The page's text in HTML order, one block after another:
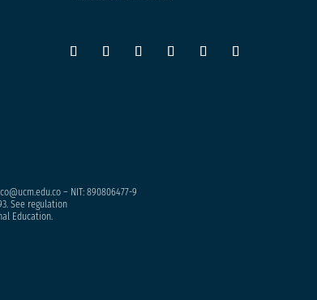
– NIT: 890806477-9
See regulation
Education.